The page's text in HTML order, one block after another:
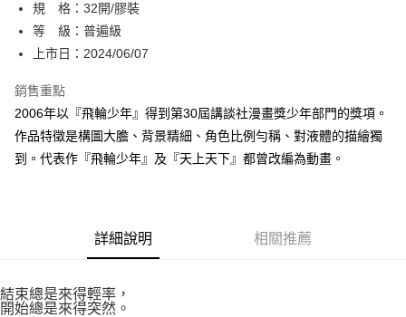
【「AFTEE先享後付」結帳流程】
１．於結帳方式選擇「AFTEE先享後付」後，將跳轉至「AFTEE先享後付」
結帳頁面，進行簡訊認證並確認金額後，即可完成結帳。
２．訂單成立數日內，您將收到繳費通知簡訊。
ATM／網路銀行／等多元方式進行付款，方視為交易完成。
※ 請注意：結帳手續完成當下不需立刻繳費，但若您需要取消訂單，請聯絡
購買商品的店家。未經商家同意取消之訂單仍視為有效，需透過AFTEE先享
後付繳納相關費用。
※ 交易是否成功請以「AFTEE先享後付 」之結帳頁面顯示為準，若有關於
１．透過由恩沛科技股份有限公司提供之「AFTEE先享後付」服務完成之交
易，需依本服務之必要範圍內提供個人資料，並將交易相關給付款項請求債
２．關於個人資料處理事宜，請瀏覽以下網址：
https://aftee.tw/terms/#terms3
每筆NT$80，滿NT$500(含以上)免運費
付款後全家取貨
每筆NT$80，滿NT$500(含以上)免運費
付款後萊爾富取貨
每筆NT$80，滿NT$500(含以上)免運費
每筆NT$80，滿NT$500(含以上)免運費
規 格：32開/膠裝
等 級：普遍級
上市日：2024/06/07
銷售重點
2006年以『飛輪少年』得到第30屆講談社漫畫獎少年部門的獎項。
作品特徵是構圖大膽、背景精細、角色比例勻稱、對液體的描繪獨
到。代表作『飛輪少年』及『天上天下』都曾改編為動畫。
詳細說明 相關推薦
結束總是來得輕率，
開始總是來得突然。